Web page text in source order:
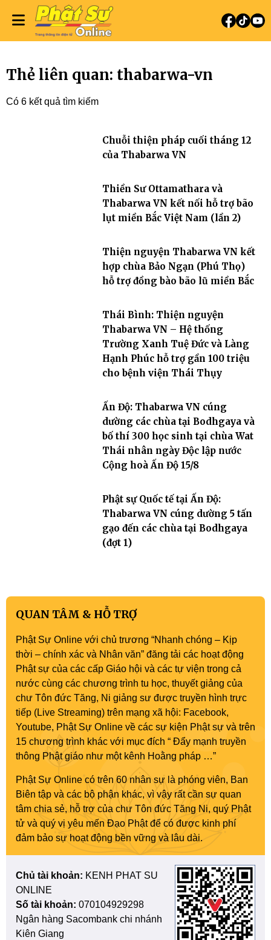
Thẻ liên quan: thabarwa-vn
Có 6 kết quả tìm kiếm
Chuỗi thiện pháp cuối tháng 12
của Thabarwa VN
Thiền Sư Ottamathara và
Thabarwa VN kết nối hỗ trợ bão
lụt miền Bắc Việt Nam (lần 2)
Thiện nguyện Thabarwa VN kết
hợp chùa Bảo Ngạn (Phú Thọ)
hỗ trợ đồng bào bão lũ miền Bắc
Thái Bình: Thiện nguyện
Thabarwa VN – Hệ thống
Trường Xanh Tuệ Đức và Làng
Hạnh Phúc hỗ trợ gần 100 triệu
cho bệnh viện Thái Thụy
Ấn Độ: Thabarwa VN cúng
dường các chùa tại Bodhgaya và
bố thí 300 học sinh tại chùa Wat
Thái nhân ngày Độc lập nước
Cộng hoà Ấn Độ 15/8
Phật sự Quốc tế tại Ấn Độ:
Thabarwa VN cúng dường 5 tấn
gạo đến các chùa tại Bodhgaya
(đợt 1)
QUAN TÂM & HỖ TRỢ
Phật Sự Online với chủ trương “Nhanh chóng – Kịp
thời – chính xác và Nhân văn” đăng tải các hoạt động
Phật sự của các cấp Giáo hội và các tự viện trong cả
nước cùng các chương trình tu học, thuyết giảng của
chư Tôn đức Tăng, Ni giảng sư được truyền hình trực
tiếp (Live Streaming) trên mạng xã hội: Facebook,
Youtube, Phật Sự Online về các sự kiện Phật sự và trên
15 chương trình khác với mục đích “ Đẩy mạnh truyền
thông Phật giáo như một kênh Hoằng pháp …”
Phật Sự Online có trên 60 nhân sự là phóng viên, Ban
Biên tập và các bộ phận khác, vì vậy rất cần sự quan
tâm chia sẻ, hỗ trợ của chư Tôn đức Tăng Ni, quý Phật
tử và quý vị yêu mến Đạo Phật để có được kinh phí
đảm bảo sự hoạt động bền vững và lâu dài.
Chủ tài khoản: KENH PHAT SU
ONLINE
Số tài khoản: 070104929298
Ngân hàng Sacombank chi nhánh
Kiên Giang